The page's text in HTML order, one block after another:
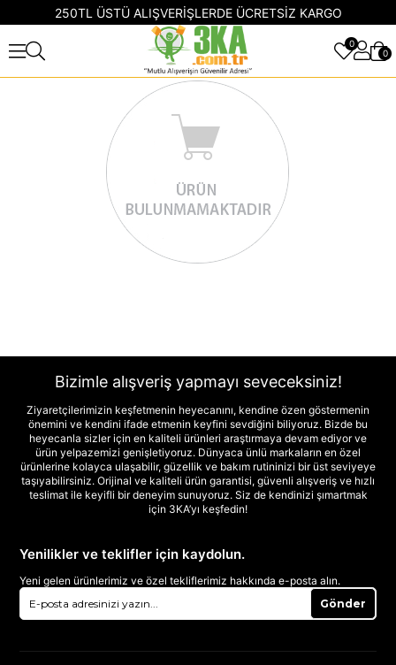
250TL ÜSTÜ ALIŞVERİŞLERDE ÜCRETSİZ KARGO
0
0
Bizimle alışveriş yapmayı seveceksiniz!
Ziyaretçilerimizin keşfetmenin heyecanını, kendine özen göstermenin
önemini ve kendini ifade etmenin keyfini sevdiğini biliyoruz. Bizde bu
heyecanla sizler için en kaliteli ürünleri araştırmaya devam ediyor ve
ürün yelpazemizi genişletiyoruz. Dünyaca ünlü markaların en özel
ürünlerine kolayca ulaşabilir, güzellik ve bakım rutininizi bir üst seviyeye
taşıyabilirsiniz. Orijinal ve kaliteli ürün garantisi, güvenli alışveriş ve hızlı
teslimat ile keyifli bir deneyim sunuyoruz. Siz de kendinizi şımartmak
için 3KA’yı keşfedin!
Yenilikler ve teklifler için kaydolun.
Yeni gelen ürünlerimiz ve özel tekliflerimiz hakkında e-posta alın.
Gönder